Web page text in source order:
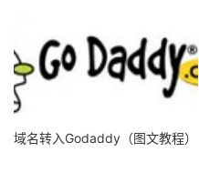
域名转入Godaddy（图文教程）